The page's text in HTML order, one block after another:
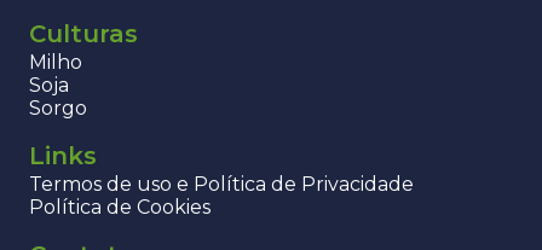
Culturas
Milho
Soja
Sorgo
Links
Termos de uso e Política de Privacidade
Política de Cookies